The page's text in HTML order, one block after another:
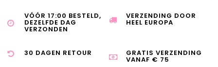
VÓÓR 17:00 BESTELD,
DEZELFDE DAG
VERZONDEN
VERZENDING DOOR
HEEL EUROPA
30 DAGEN RETOUR GRATIS VERZENDING
VANAF € 75